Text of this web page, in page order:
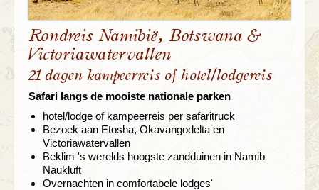
Rondreis Namibië, Botswana &
Victoriawatervallen
21 dagen kampeerreis of hotel/lodgereis
Safari langs de mooiste nationale parken
hotel/lodge of kampeerreis per safaritruck
Bezoek aan Etosha, Okavangodelta en
Victoriawatervallen
Beklim 's werelds hoogste zandduinen in Namib
Naukluft
Overnachten in comfortabele lodges'